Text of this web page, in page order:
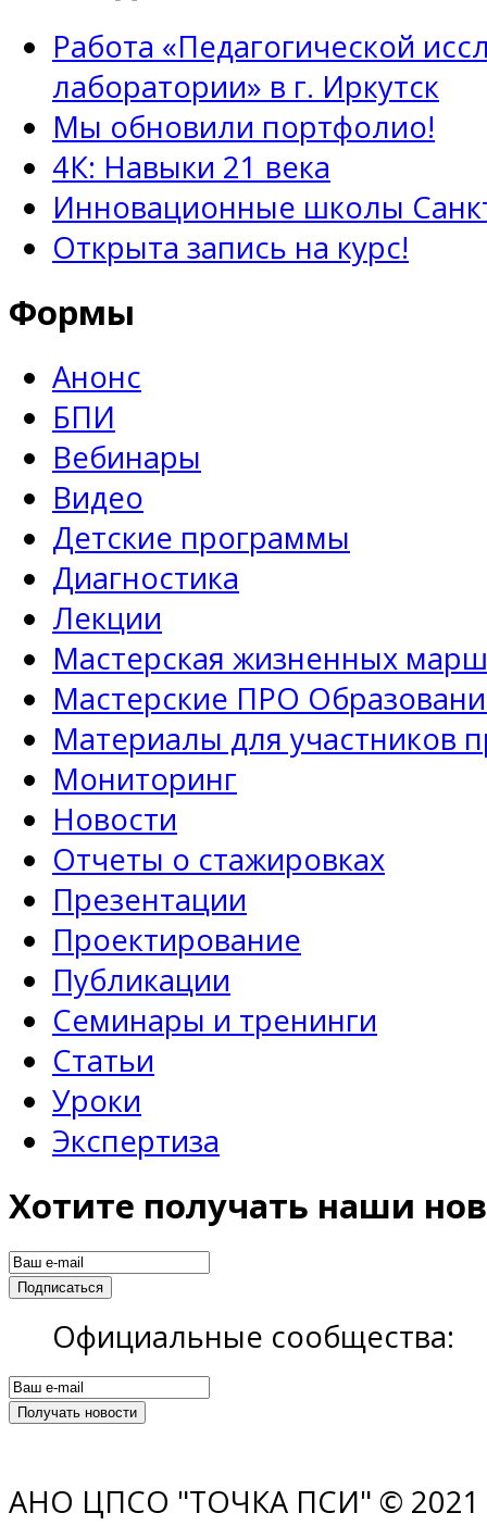
Работа «Педагогической
лаборатории» в г. Иркутск
Мы обновили портфолио!
4К: Навыки 21 века
Инновационные школы
Открыта запись на курс!
Формы
Анонс
БПИ
Вебинары
Видео
Детские программы
Диагностика
Лекции
Мастерская жизненных
Мастерские ПРО
Материалы для участников
Мониторинг
Новости
Отчеты о стажировках
Презентации
Проектирование
Публикации
Семинары и тренинги
Статьи
Уроки
Экспертиза
Хотите получать наши
Официальные сообщества:
АНО ЦПСО "ТОЧКА ПСИ" © 2021